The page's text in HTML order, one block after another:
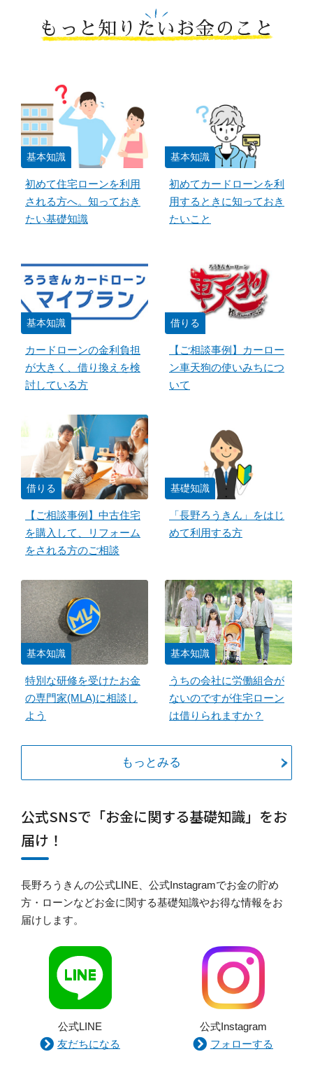
もっと知りたいお金のこと
基本知識
初めて住宅ローンを利用
される方へ。知っておき
たい基礎知識
基本知識
初めてカードローンを利
用するときに知っておき
たいこと
基本知識
カードローンの金利負担
が大きく、借り換えを検
討している方
借りる
【ご相談事例】カーロー
ン車天狗の使いみちにつ
いて
借りる
【ご相談事例】中古住宅
を購入して、リフォーム
をされる方のご相談
基礎知識
「長野ろうきん」をはじ
めて利用する方
基本知識
特別な研修を受けたお金
の専門家(MLA)に相談し
よう
基本知識
うちの会社に労働組合が
ないのですが住宅ローン
は借りられますか？
もっとみる
公式SNSで「お金に関する基礎知識」をお
届け！
長野ろうきんの公式LINE、公式Instagramでお金の貯め
方・ローンなどお金に関する基礎知識やお得な情報をお
届けします。
公式LINE
友だちになる
公式Instagram
フォローする